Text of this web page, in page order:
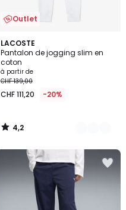
Outlet
LACOSTE
Pantalon de jogging slim en
coton
à partir de
CHF 139,00
CHF 111,20 -20%
4,2
/ 5
3
Couleurs
4,2
/